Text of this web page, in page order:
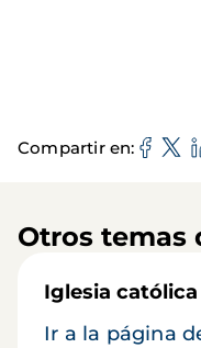
Compartir en
Otros temas
Iglesia católica
Ir a la página